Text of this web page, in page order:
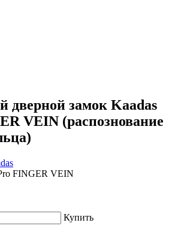
дверной замок Kaadas
VEIN (распознование
FINGER VEIN
Купить